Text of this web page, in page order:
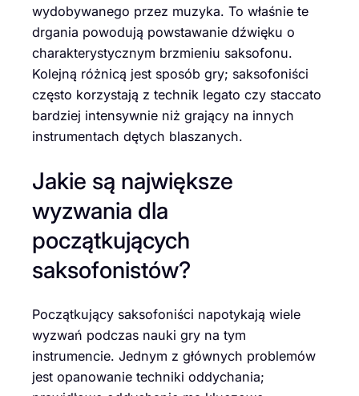
wydobywanego przez muzyka. To właśnie te
drgania powodują powstawanie dźwięku o
charakterystycznym brzmieniu saksofonu.
Kolejną różnicą jest sposób gry; saksofoniści
często korzystają z technik legato czy staccato
bardziej intensywnie niż grający na innych
instrumentach dętych blaszanych.
Jakie są największe
wyzwania dla
początkujących
saksofonistów?
Początkujący saksofoniści napotykają wiele
wyzwań podczas nauki gry na tym
instrumencie. Jednym z głównych problemów
jest opanowanie techniki oddychania;